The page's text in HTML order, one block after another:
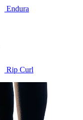
Endura
Rip Curl